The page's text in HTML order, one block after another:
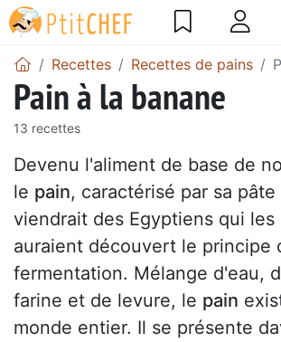
Recettes Recettes de pains
Pain à la banane
13 recettes
Devenu l'aliment de base de
le pain, caractérisé par sa
viendrait des Egyptiens qui les
auraient découvert le principe
fermentation. Mélange d'eau,
farine et de levure, le pain
monde entier. Il se présente